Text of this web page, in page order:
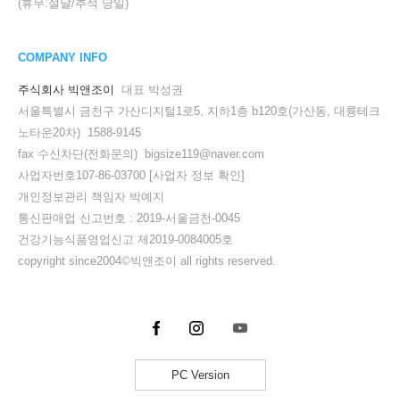
(휴무:설날/추석 당일)
COMPANY INFO
주식회사 빅앤조이
대표 박성권
서울특별시 금천구 가산디지털1로5, 지하1층 b120호(가산동, 대륭테크
노타운20차) 1588-9145
fax 수신차단(전화문의) bigsize119@naver.com
사업자번호107-86-03700 [사업자 정보 확인]
개인정보관리 책임자 박예지
통신판매업 신고번호 : 2019-서울금천-0045
건강기능식품영업신고 제2019-0084005호
copyright since2004©빅앤조이 all rights reserved.
PC Version